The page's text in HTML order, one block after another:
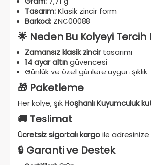
Tasarım:Klasik zincir form
Barkod: ZNC00088
🌟 Neden Bu Kolyeyi Tercih
Zamansız klasik zincirtasarımı
14 ayar altıngüvencesi
Günlük ve özel günlere uygun şıklık
🎁 Paketleme
Her kolye, şıkHoşhanlı Kuyumculuk
🚚 Teslimat
Ücretsiz sigortalı kargoile adresinize
🔒 Garanti ve Destek